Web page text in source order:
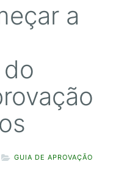
a
GUIA DE APROVAÇÃO